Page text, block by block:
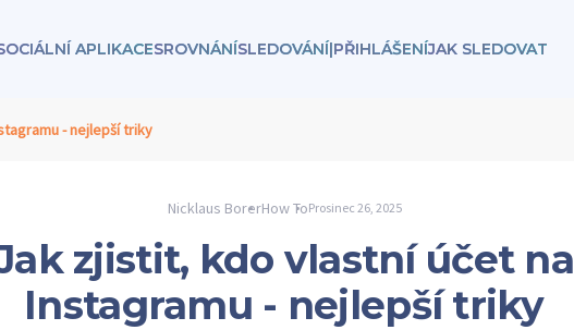
APLIKACESROVNÁNÍSLEDOVÁNÍ|PŘIHLÁŠENÍJAK SLEDOVAT
- nejlepší triky
Nicklaus BorerHow ToProsinec 26, 2025
zjistit, kdo vlastní účet na
Instagramu - nejlepší triky